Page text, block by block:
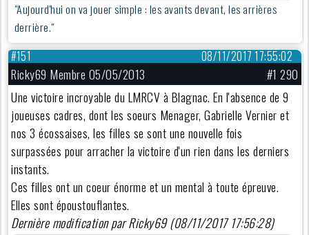
"Aujourd'hui on va jouer simple : les avants devant, les arrières
derrière."
08/11/2017 17:55:02
#151
Ricky69 Membre 05/05/2013
#1 290
Une victoire incroyable du LMRCV à Blagnac. En l'absence de 9
joueuses cadres, dont les soeurs Menager, Gabrielle Vernier et
nos 3 écossaises, les filles se sont une nouvelle fois
surpassées pour arracher la victoire d'un rien dans les derniers
instants.
Ces filles ont un coeur énorme et un mental à toute épreuve.
Elles sont époustouflantes.
Dernière modification par Ricky69 (08/11/2017 17:56:28)